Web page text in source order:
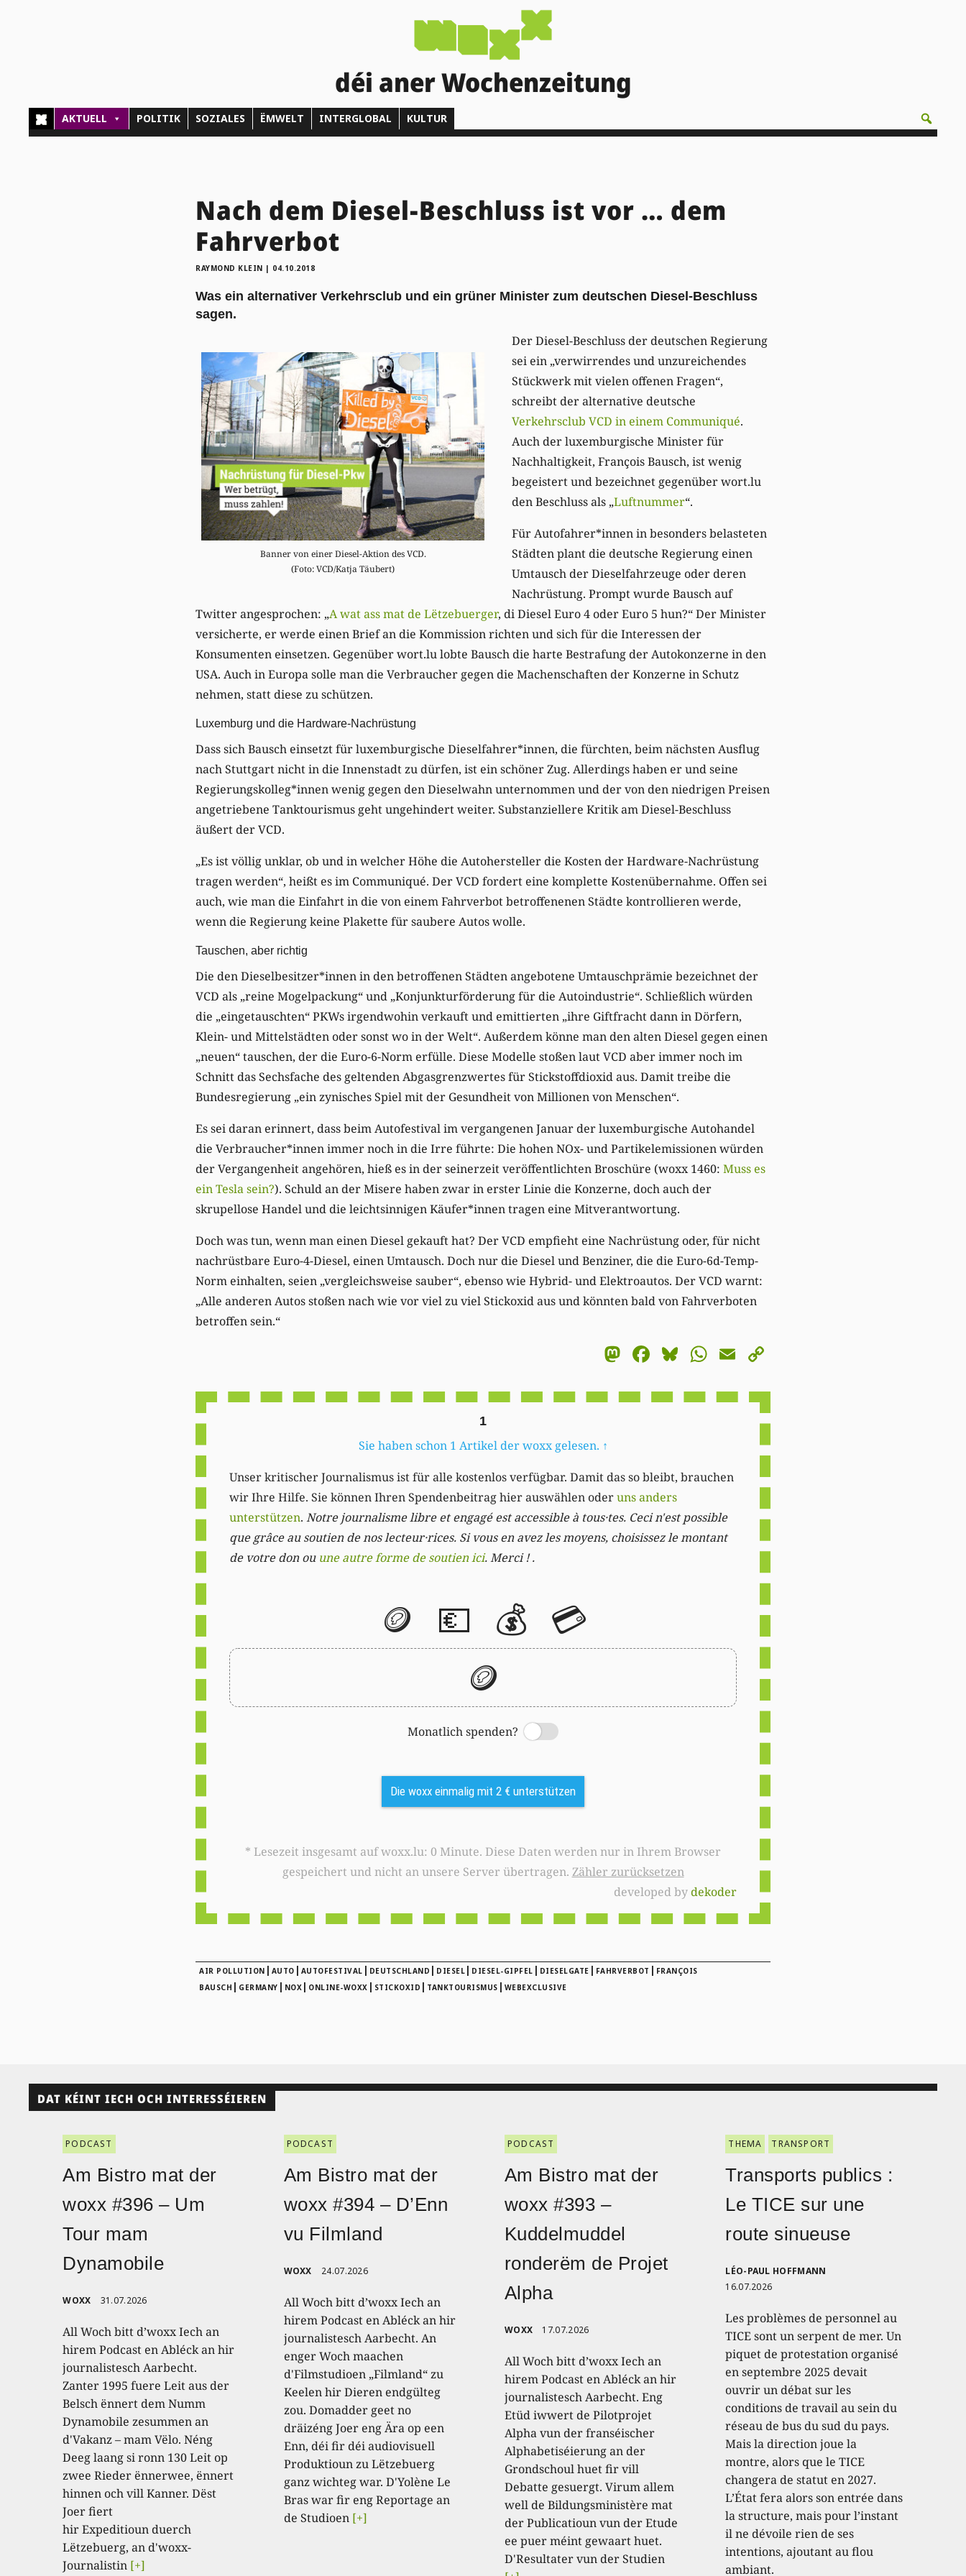
déi aner Wochenzeitung
AKTUELL POLITIK SOZIALES ËMWELT INTERGLOBAL KULTUR
Nach dem Diesel-Beschluss ist vor … dem
Fahrverbot
RAYMOND KLEIN | 04.10.2018
Was ein alternativer Verkehrsclub und ein grüner Minister zum deutschen Diesel-Beschluss
sagen.
Banner von einer Diesel-Aktion des VCD.
(Foto: VCD/Katja Täubert)
Der Diesel-Beschluss der deutschen Regierung
sei ein „verwirrendes und unzureichendes
Stückwerk mit vielen offenen Fragen“,
schreibt der alternative deutsche
Verkehrsclub VCD in einem Communiqué.
Auch der luxemburgische Minister für
Nachhaltigkeit, François Bausch, ist wenig
begeistert und bezeichnet gegenüber wort.lu
den Beschluss als „Luftnummer“.
Für Autofahrer*innen in besonders belasteten
Städten plant die deutsche Regierung einen
Umtausch der Dieselfahrzeuge oder deren
Nachrüstung. Prompt wurde Bausch auf
Twitter angesprochen: „A wat ass mat de Lëtzebuerger, di Diesel Euro 4 oder Euro 5 hun?“ Der Minister
versicherte, er werde einen Brief an die Kommission richten und sich für die Interessen der
Konsumenten einsetzen. Gegenüber wort.lu lobte Bausch die harte Bestrafung der Autokonzerne in den
USA. Auch in Europa solle man die Verbraucher gegen die Machenschaften der Konzerne in Schutz
nehmen, statt diese zu schützen.
Luxemburg und die Hardware-Nachrüstung
Dass sich Bausch einsetzt für luxemburgische Dieselfahrer*innen, die fürchten, beim nächsten Ausflug
nach Stuttgart nicht in die Innenstadt zu dürfen, ist ein schöner Zug. Allerdings haben er und seine
Regierungskolleg*innen wenig gegen den Dieselwahn unternommen und der von den niedrigen Preisen
angetriebene Tanktourismus geht ungehindert weiter. Substanziellere Kritik am Diesel-Beschluss
äußert der VCD.
„Es ist völlig unklar, ob und in welcher Höhe die Autohersteller die Kosten der Hardware-Nachrüstung
tragen werden“, heißt es im Communiqué. Der VCD fordert eine komplette Kostenübernahme. Offen sei
auch, wie man die Einfahrt in die von einem Fahrverbot betroffenenen Städte kontrollieren werde,
wenn die Regierung keine Plakette für saubere Autos wolle.
Tauschen, aber richtig
Die den Dieselbesitzer*innen in den betroffenen Städten angebotene Umtauschprämie bezeichnet der
VCD als „reine Mogelpackung“ und „Konjunkturförderung für die Autoindustrie“. Schließlich würden
die „eingetauschten“ PKWs irgendwohin verkauft und emittierten „ihre Giftfracht dann in Dörfern,
Klein- und Mittelstädten oder sonst wo in der Welt“. Außerdem könne man den alten Diesel gegen einen
„neuen“ tauschen, der die Euro-6-Norm erfülle. Diese Modelle stoßen laut VCD aber immer noch im
Schnitt das Sechsfache des geltenden Abgasgrenzwertes für Stickstoffdioxid aus. Damit treibe die
Bundesregierung „ein zynisches Spiel mit der Gesundheit von Millionen von Menschen“.
Es sei daran erinnert, dass beim Autofestival im vergangenen Januar der luxemburgische Autohandel
die Verbraucher*innen immer noch in die Irre führte: Die hohen NOx- und Partikelemissionen würden
der Vergangenheit angehören, hieß es in der seinerzeit veröffentlichten Broschüre (woxx 1460: Muss es
ein Tesla sein?). Schuld an der Misere haben zwar in erster Linie die Konzerne, doch auch der
skrupellose Handel und die leichtsinnigen Käufer*innen tragen eine Mitverantwortung.
Doch was tun, wenn man einen Diesel gekauft hat? Der VCD empfieht eine Nachrüstung oder, für nicht
nachrüstbare Euro-4-Diesel, einen Umtausch. Doch nur die Diesel und Benziner, die die Euro-6d-Temp-
Norm einhalten, seien „vergleichsweise sauber“, ebenso wie Hybrid- und Elektroautos. Der VCD warnt:
„Alle anderen Autos stoßen nach wie vor viel zu viel Stickoxid aus und könnten bald von Fahrverboten
betroffen sein.“
Mastodon
Facebook
Bluesky
WhatsApp
Email
1
Sie haben schon 1 Artikel der woxx gelesen. ↑
Unser kritischer Journalismus ist für alle kostenlos verfügbar. Damit das so bleibt, brauchen
wir Ihre Hilfe. Sie können Ihren Spendenbeitrag hier auswählen oderuns anders
unterstützen. Notre journalisme libre et engagé est accessible à tous·tes. Ceci n'est possible
que grâce au soutien de nos lecteur·rices. Si vous en avez les moyens, choisissez le montant
de votre don ou une autre forme de soutien ici. Merci ! .
🪙 💶 💰 💳
🪙
Monatlich spenden?
Switch
Die woxx einmalig mit 2 € unterstützen
* Lesezeit insgesamt auf woxx.lu: 0 Minute. Diese Daten werden nur in Ihrem Browser
gespeichert und nicht an unsere Server übertragen. Zähler zurücksetzen
developed bydekoder
AIR POLLUTION | AUTO | AUTOFESTIVAL | DEUTSCHLAND | DIESEL | DIESEL-GIPFEL | DIESELGATE | FAHRVERBOT | FRANÇOIS
BAUSCH | GERMANY | NOX | ONLINE-WOXX | STICKOXID | TANKTOURISMUS | WEBEXCLUSIVE
DAT KÉINT IECH OCH INTERESSÉIEREN
PODCAST
Am Bistro mat der
woxx #396 – Um
Tour mam
Dynamobile
WOXX 31.07.2026
All Woch bitt d’woxx Iech an
hirem Podcast en Abléck an hir
journalistesch Aarbecht.
Zanter 1995 fuere Leit aus der
Belsch ënnert dem Numm
Dynamobile zesummen an
d'Vakanz – mam Vëlo. Néng
Deeg laang si ronn 130 Leit op
zwee Rieder ënnerwee, ënnert
hinnen och vill Kanner. Dëst
Joer fiert
hir Expeditioun duerch
Lëtzebuerg, an d'woxx-
Journalistin [+]
PODCAST
Am Bistro mat der
woxx #394 – D’Enn
vu Filmland
WOXX 24.07.2026
All Woch bitt d’woxx Iech an
hirem Podcast en Abléck an hir
journalistesch Aarbecht. An
enger Woch maachen
d'Filmstudioen „Filmland“ zu
Keelen hir Dieren endgülteg
zou. Domadder geet no
dräizéng Joer eng Ära op een
Enn, déi fir déi audiovisuell
Produktioun zu Lëtzebuerg
ganz wichteg war. D'Yolène Le
Bras war fir eng Reportage an
de Studioen [+]
PODCAST
Am Bistro mat der
woxx #393 –
Kuddelmuddel
ronderëm de Projet
Alpha
WOXX 17.07.2026
All Woch bitt d’woxx Iech an
hirem Podcast en Abléck an hir
journalistesch Aarbecht. Eng
Etüd iwwert de Pilotprojet
Alpha vun der franséischer
Alphabetiséierung an der
Grondschoul huet fir vill
Debatte gesuergt. Virum allem
well de Bildungsministère mat
der Publicatioun vun der Etude
ee puer méint gewaart huet.
D'Resultater vun der Studien
THEMA TRANSPORT
Transports publics :
Le TICE sur une
route sinueuse
LÉO-PAUL HOFFMANN
16.07.2026
Les problèmes de personnel au
TICE sont un serpent de mer. Un
piquet de protestation organisé
en septembre 2025 devait
ouvrir un débat sur les
conditions de travail au sein du
réseau de bus du sud du pays.
Mais la direction joue la
montre, alors que le TICE
changera de statut en 2027.
L’État fera alors son entrée dans
la structure, mais pour l’instant
il ne dévoile rien de ses
intentions, ajoutant au flou
ambiant.